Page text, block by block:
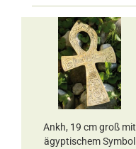
Ankh, 19 cm groß mit
ägyptischem Symbol